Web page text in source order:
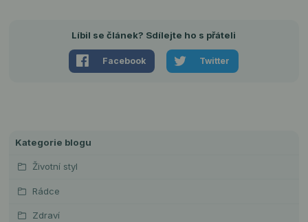
Kategorie blogu
Životní styl
Rádce
Zdraví
Líbil se článek? Sdílejte ho s přáteli
Facebook Twitter